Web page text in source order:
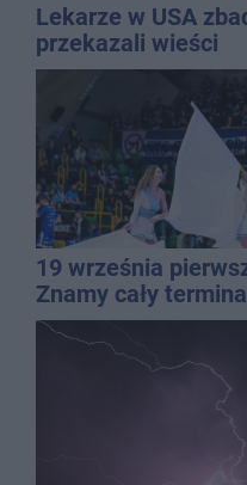
Lekarze w USA
przekazali wieści
19 września
Znamy cały